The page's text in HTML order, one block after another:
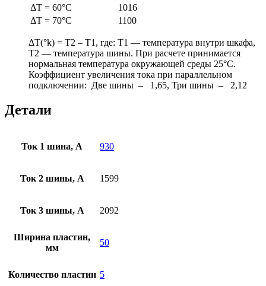
ΔТ = 60°C
1016
ΔТ = 70°C
1100
ΔT(°k) = T2 – T1, где: Т1 — температура внутри шкафа,
Т2 — температура шины. При расчете принимается
нормальная температура окружающей среды 25°С.
Коэффициент увеличения тока при параллельном
подключении: Две шины – 1,65, Три шины – 2,12
Детали
Ток 1 шина, А 930
Ток 2 шины, А 1599
Ток 3 шины, А 2092
Ширина пластин,
мм
50
Количество пластин 5